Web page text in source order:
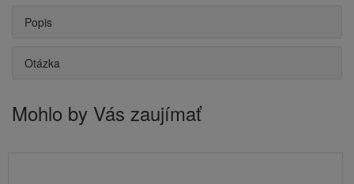
Popis
Otázka
Mohlo by Vás zaujímať